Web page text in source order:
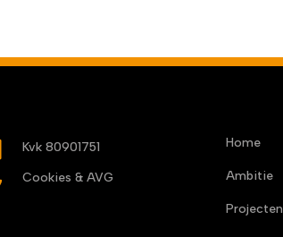
Kvk 80901751
Cookies & AVG
Home
Ambitie
Projecten